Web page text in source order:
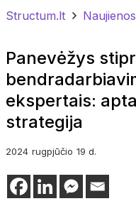
Structum.lt Naujienos
Panevėžys
ekspertais:
strategija
2024 rugpjūčio 19 d.